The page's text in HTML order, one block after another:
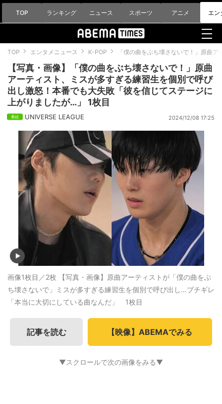
TOP ランキング ニュース スポーツ アニメ エン
TOP エンタメニュース K-POP 「僕の曲をぶち壊さないで！」原曲
【写真・画像】「僕の曲をぶち壊さないで！」原曲
アーティスト、ミスが多すぎる練習生を個別で呼び
出し激怒！本番でも大失敗「彼を信じてステージに
上がりましたが…」 1枚目
UNIVERSE LEAGUE 2024/12/08 17:25
画像1枚目／2枚 【写真・画像】原曲アーティストが「僕の曲をぶ
ち壊さないで」ミスが多すぎる練習生を個別で呼び出し…ブチギレ
「本当に大切にしている曲なんだ」 1枚目
記事を読む 【映像】ABEMAでみる
▼スクロールで次の画像をみる▼